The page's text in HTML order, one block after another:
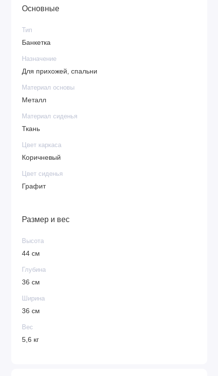
Основные
Тип
Банкетка
Назначение
Для прихожей, спальни
Материал основы
Металл
Материал сиденья
Ткань
Цвет каркаса
Коричневый
Цвет сиденья
Графит
Размер и вес
Высота
44 см
Глубина
36 см
Ширина
36 см
Вес
5,6 кг